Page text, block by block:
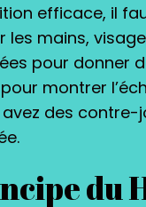
efficace, il
les mains,
pour donner
montrer
avez des contre-
du